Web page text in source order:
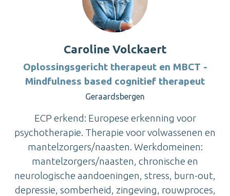
Caroline Volckaert
Oplossingsgericht therapeut en MBCT -
Mindfulness based cognitief therapeut
Geraardsbergen
ECP erkend: Europese erkenning voor
psychotherapie. Therapie voor volwassenen en
mantelzorgers/naasten. Werkdomeinen:
mantelzorgers/naasten, chronische en
neurologische aandoeningen, stress, burn-out,
depressie, somberheid, zingeving, rouwproces,